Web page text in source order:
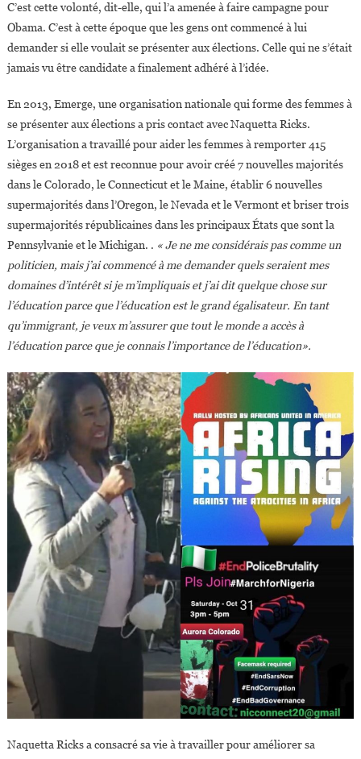
C’est cette volonté, dit-elle, qui l’a amenée à faire campagne pour
Obama. C’est à cette époque que les gens ont commencé à lui
demander si elle voulait se présenter aux élections. Celle qui ne s’était
jamais vu être candidate a finalement adhéré à l’idée.
En 2013, Emerge, une organisation nationale qui forme des femmes à
se présenter aux élections a pris contact avec Naquetta Ricks.
L’organisation a travaillé pour aider les femmes à remporter 415
sièges en 2018 et est reconnue pour avoir créé 7 nouvelles majorités
dans le Colorado, le Connecticut et le Maine, établir 6 nouvelles
supermajorités dans l’Oregon, le Nevada et le Vermont et briser trois
supermajorités républicaines dans les principaux États que sont la
Pennsylvanie et le Michigan. . « Je ne me considérais pas comme un
politicien, mais j’ai commencé à me demander quels seraient mes
domaines d’intérêt si je m’impliquais et j’ai dit quelque chose sur
l’éducation parce que l’éducation est le grand égalisateur. En tant
qu’immigrant, je veux m’assurer que tout le monde a accès à
l’éducation parce que je connais l’importance de l’éducation».
Naquetta Ricks a consacré sa vie à travailler pour améliorer sa